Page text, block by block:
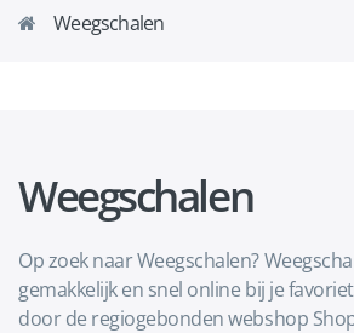
Weegschalen
Weegschalen
Op zoek naar Weegschalen?
gemakkelijk en snel online bij je
door de regiogebonden webshop